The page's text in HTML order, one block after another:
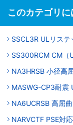
このカテゴリに
SSCL3R ULリス
SS300RCM CM（
NA3HRSB 小径高
MASWG-CP3耐震
NA6UCRSB 高屈
NARVCTF PSE対応